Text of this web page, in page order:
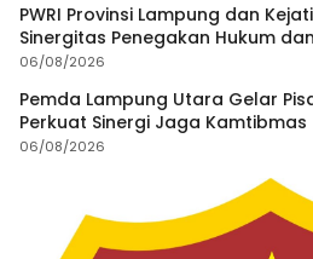
PWRI Provinsi Lampung dan
Sinergitas Penegakan Hukum
06/08/2026
Pemda Lampung Utara Gelar
Perkuat Sinergi Jaga Kamtibmas
06/08/2026